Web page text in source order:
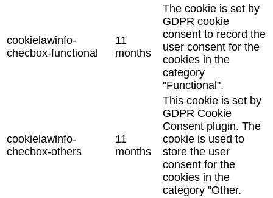
cookielawinfo-
checbox-functional
11
months
The cookie is set by
GDPR cookie
consent to record the
user consent for the
cookies in the
category
"Functional".
cookielawinfo-
checbox-others
11
months
This cookie is set by
GDPR Cookie
Consent plugin. The
cookie is used to
store the user
consent for the
cookies in the
category "Other.